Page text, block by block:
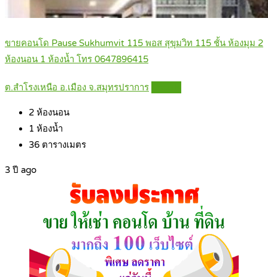
ขายคอนโด Pause Sukhumvit 115 พอส สุขุมวิท 115 ชั้น ห้องมุม 2
ห้องนอน 1 ห้องน้ำ โทร 0647896415
ต.สำโรงเหนือ อ.เมือง จ.สมุทรปราการ
2 ห้องนอน
1 ห้องน้ำ
36 ตารางเมตร
3 ปี ago